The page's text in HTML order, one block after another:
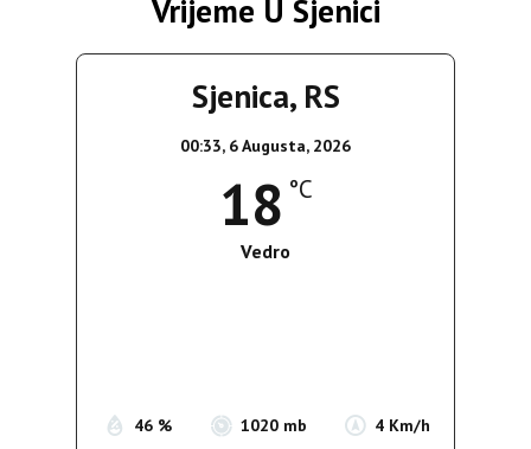
Vrijeme U Sjenici
Sjenica, RS
00:33, 6 Augusta, 2026
18 °C
Vedro
46 % 1020 mb 4 Km/h